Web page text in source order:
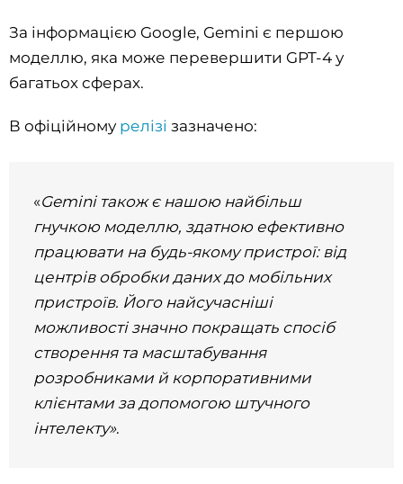
За інформацією Google, Gemini є першою
моделлю, яка може перевершити GPT-4 у
багатьох сферах.
В офіційному релізі зазначено:
«Gemini також є нашою найбільш
гнучкою моделлю, здатною ефективно
працювати на будь-якому пристрої: від
центрів обробки даних до мобільних
пристроїв. Його найсучасніші
можливості значно покращать спосіб
створення та масштабування
розробниками й корпоративними
клієнтами за допомогою штучного
інтелекту».